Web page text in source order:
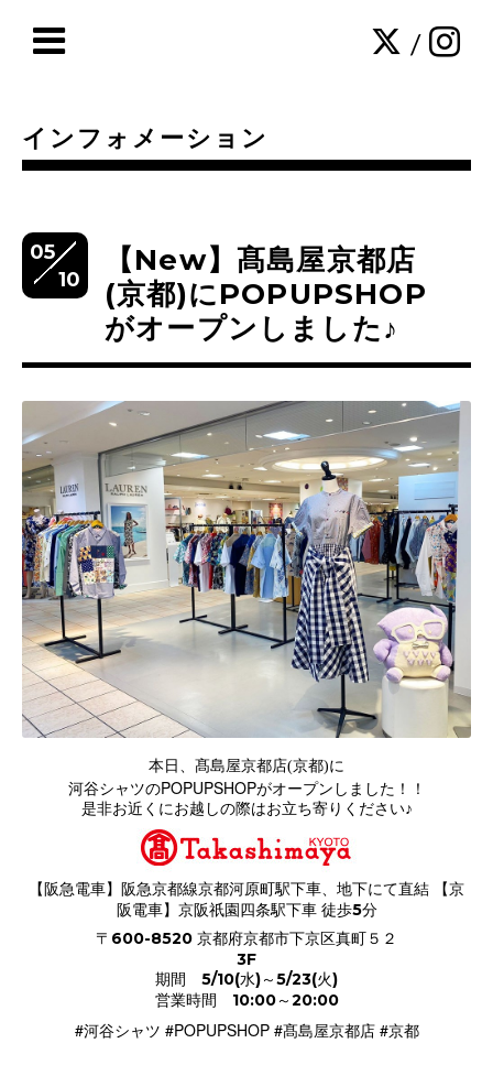
/
インフォメーション
05
10
【New】髙島屋京都店
(京都)にPOPUPSHOP
がオープンしました♪
本日、 髙島屋京都店(京都)に
河谷シャツのPOPUPSHOPがオープンしました！！
是非お近くにお越しの際はお立ち寄りください♪
【阪急電車】阪急京都線京都河原町駅下車、地下にて直結 【京
阪電車】京阪祇園四条駅下車 徒歩5分
〒600-8520 京都府京都市下京区真町５２
3F
期間 5/10(水)～5/23(火)
営業時間 10:00～20:00
#河谷シャツ #POPUPSHOP #髙島屋京都店 #京都